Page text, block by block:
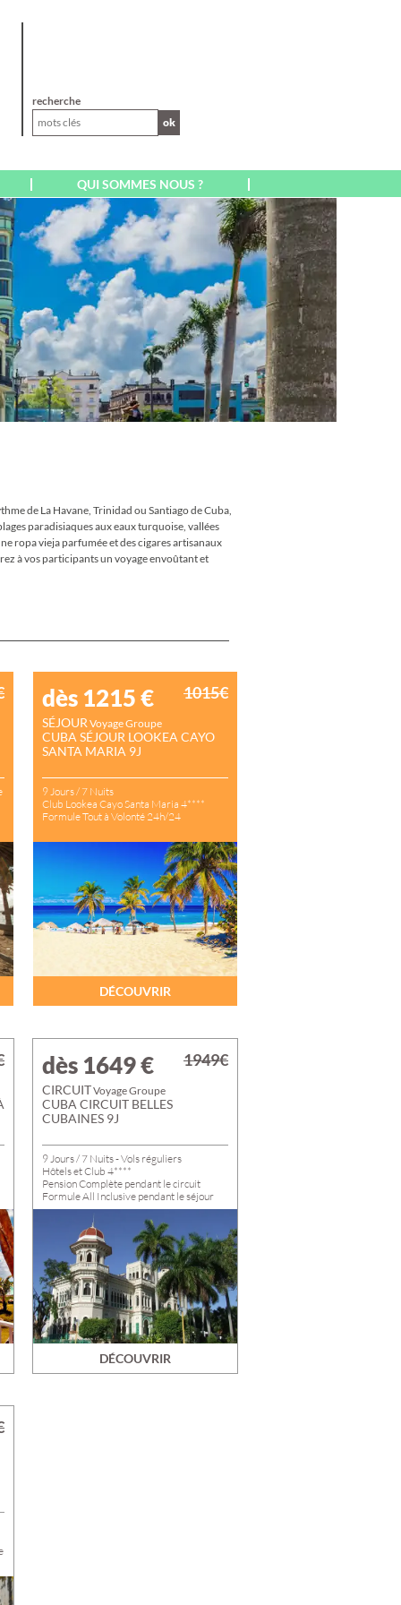
recherche
ok
AFRIQUE
AFRIQUE DU SUD
CAP VERT SAL BOA
VISTA
EGYPTE
ILE MAURICE
ILE DE LA RÉUNION
KENYA
MADAGASCAR
MAROC
MARRAKECH
SÉNÉGAL
TANZANIE
ARMÉNIE
BIRMANIE
CAMBODGE
CHINE
JORDANIE
OUZBÉKISTAN
SRI LANKA
VIETNAM
QUI SOMMES NOUS ?
de La Havane, Trinidad ou Santiago de Cuba,
paradisiaques aux eaux turquoise, vallées
ropa vieja parfumée et des cigares artisanaux
à vos participants un voyage envoûtant et
dès 1215€
SÉJOUR Voyage Groupe
CUBA SÉJOUR LOOKEA CAYO
SANTA MARIA 9J
9 Jours / 7 Nuits
Club Lookea Cayo Santa Maria 4****
Formule Tout à Volonté 24h/24
DÉCOUVRIR
1015€
dès 1649€
CIRCUITVoyage Groupe
CUBA CIRCUIT BELLES
CUBAINES 9J
9 Jours / 7 Nuits - Vols réguliers
Hôtels et Club 4****
Pension Complète pendant le circuit
Formule All Inclusive pendant le séjour
DÉCOUVRIR
1949€